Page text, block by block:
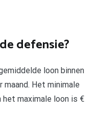
defensie?
loon binnen
Het minimale
maximale loon is €